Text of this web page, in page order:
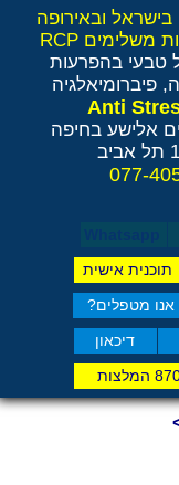
תוכנית אישית
דיכאון
מטפלים?
המלצות
טבעי בהפרעות
פיברומיאלגיה
אלישע בחיפה